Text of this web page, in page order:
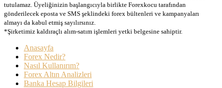
tutulamaz. Üyeliğinizin başlangıcıyla birlikte Forexkocu tarafından
gönderilecek eposta ve SMS şeklindeki forex bültenleri ve kampanyaları
almayı da kabul etmiş sayılırsınız.
*Şirketimiz kaldıraçlı alım-satım işlemleri yetki belgesine sahiptir.
Anasayfa
Forex Nedir?
Nasıl Kullanırım?
Forex Altın Analizleri
Banka Hesap Bilgileri